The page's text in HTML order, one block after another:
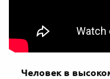
Человек в